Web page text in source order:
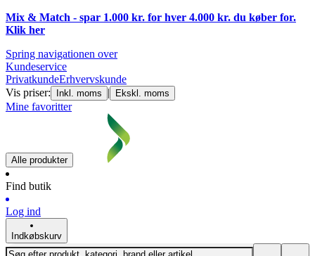
Mix & Match - spar 1.000 kr. for hver 4.000 kr. du køber for.
Klik her
Spring navigationen over
Kundeservice
PrivatkundeErhvervskunde
Vis priser:
Inkl. moms | Ekskl. moms
Mine favoritter
Alle produkter
Find butik
Log ind
Indkøbskurv